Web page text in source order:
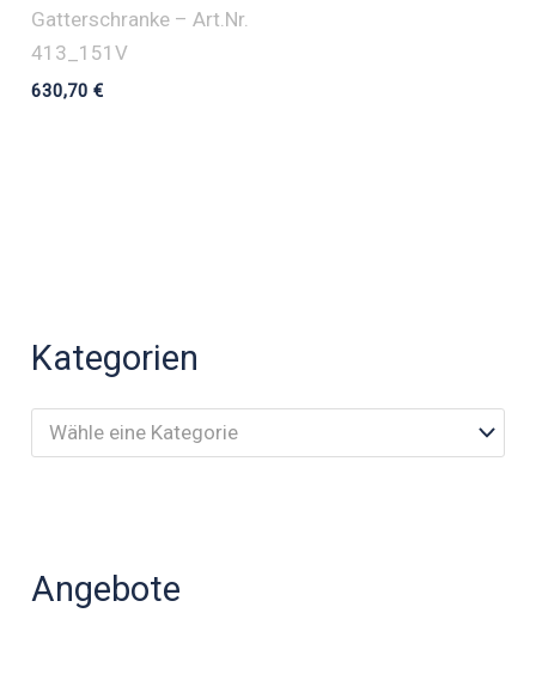
Kategorien
Wähle eine Kategorie
Angebote
Gatterschranke – Art.Nr.
413_151V
630,70€